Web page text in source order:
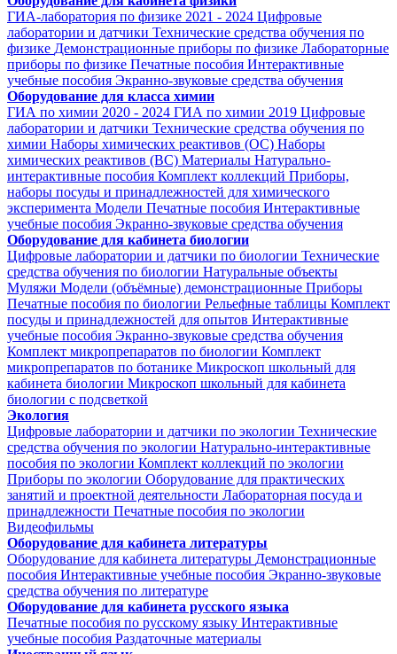
ГИА-лаборатория по физике 2021 - 2024 Цифровые
лаборатории и датчики Технические средства обучения по
физике Демонстрационные приборы по физике Лабораторные
приборы по физике Печатные пособия Интерактивные
учебные пособия Экранно-звуковые средства обучения
Оборудование для класса химии
ГИА по химии 2020 - 2024 ГИА по химии 2019 Цифровые
лаборатории и датчики Технические средства обучения по
химии Наборы химических реактивов (ОС) Наборы
химических реактивов (ВС) Материалы Натурально-
интерактивные пособия Комплект коллекций Приборы,
наборы посуды и принадлежностей для химического
эксперимента Модели Печатные пособия Интерактивные
учебные пособия Экранно-звуковые средства обучения
Оборудование для кабинета биологии
Цифровые лаборатории и датчики по биологии Технические
средства обучения по биологии Натуральные объекты
Муляжи Модели (объёмные) демонстрационные Приборы
Печатные пособия по биологии Рельефные таблицы Комплект
посуды и принадлежностей для опытов Интерактивные
учебные пособия Экранно-звуковые средства обучения
Комплект микропрепаратов по биологии Комплект
микропрепаратов по ботанике Микроскоп школьный для
кабинета биологии Микроскоп школьный для кабинета
биологии с подсветкой
Экология
Цифровые лаборатории и датчики по экологии Технические
средства обучения по экологии Натурально-интерактивные
пособия по экологии Комплект коллекций по экологии
Приборы по экологии Оборудование для практических
занятий и проектной деятельности Лабораторная посуда и
принадлежности Печатные пособия по экологии
Видеофильмы
Оборудование для кабинета литературы
Оборудование для кабинета литературы Демонстрационные
пособия Интерактивные учебные пособия Экранно-звуковые
средства обучения по литературе
Оборудование для кабинета русского языка
Печатные пособия по русскому языку Интерактивные
учебные пособия Раздаточные материалы